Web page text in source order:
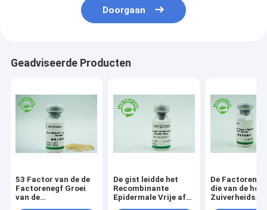
Doorgaan
Geadviseerde Producten
53 Factor van de de
Factorenegf Groei
van de
De gist leidde het
Recombinante
Epidermale Vrije af
De
die van de
Zuiverheids